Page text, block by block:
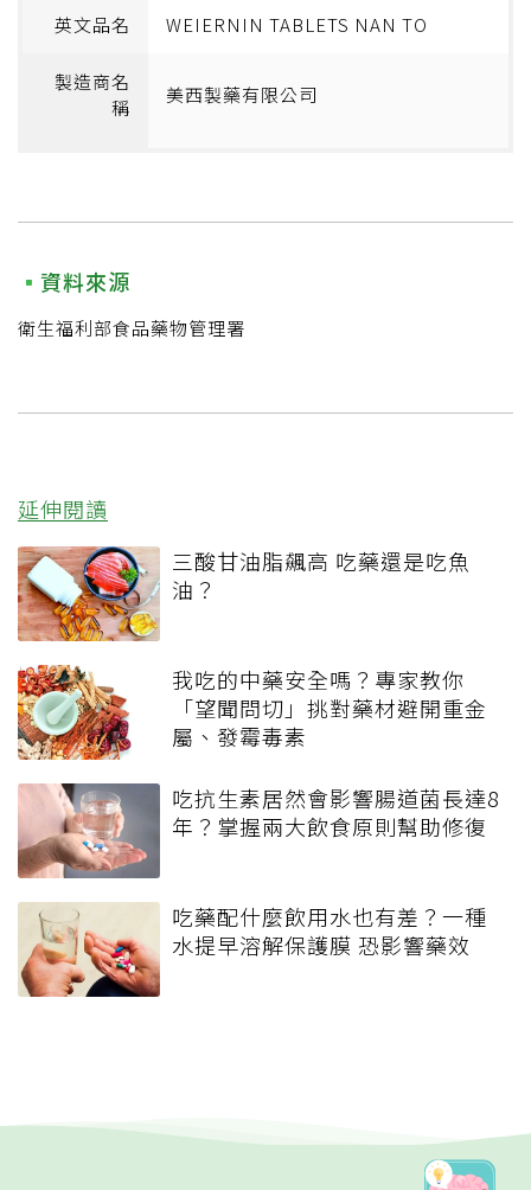
英文品名 WEIERNIN TABLETS NAN TO
製造商名
稱
美西製藥有限公司
資料來源
衛生福利部食品藥物管理署
延伸閱讀
三酸甘油脂飆高 吃藥還是吃魚
油？
我吃的中藥安全嗎？專家教你
「望聞問切」挑對藥材避開重金
屬、發霉毒素
吃抗生素居然會影響腸道菌長達8
年？掌握兩大飲食原則幫助修復
吃藥配什麼飲用水也有差？一種
水提早溶解保護膜 恐影響藥效